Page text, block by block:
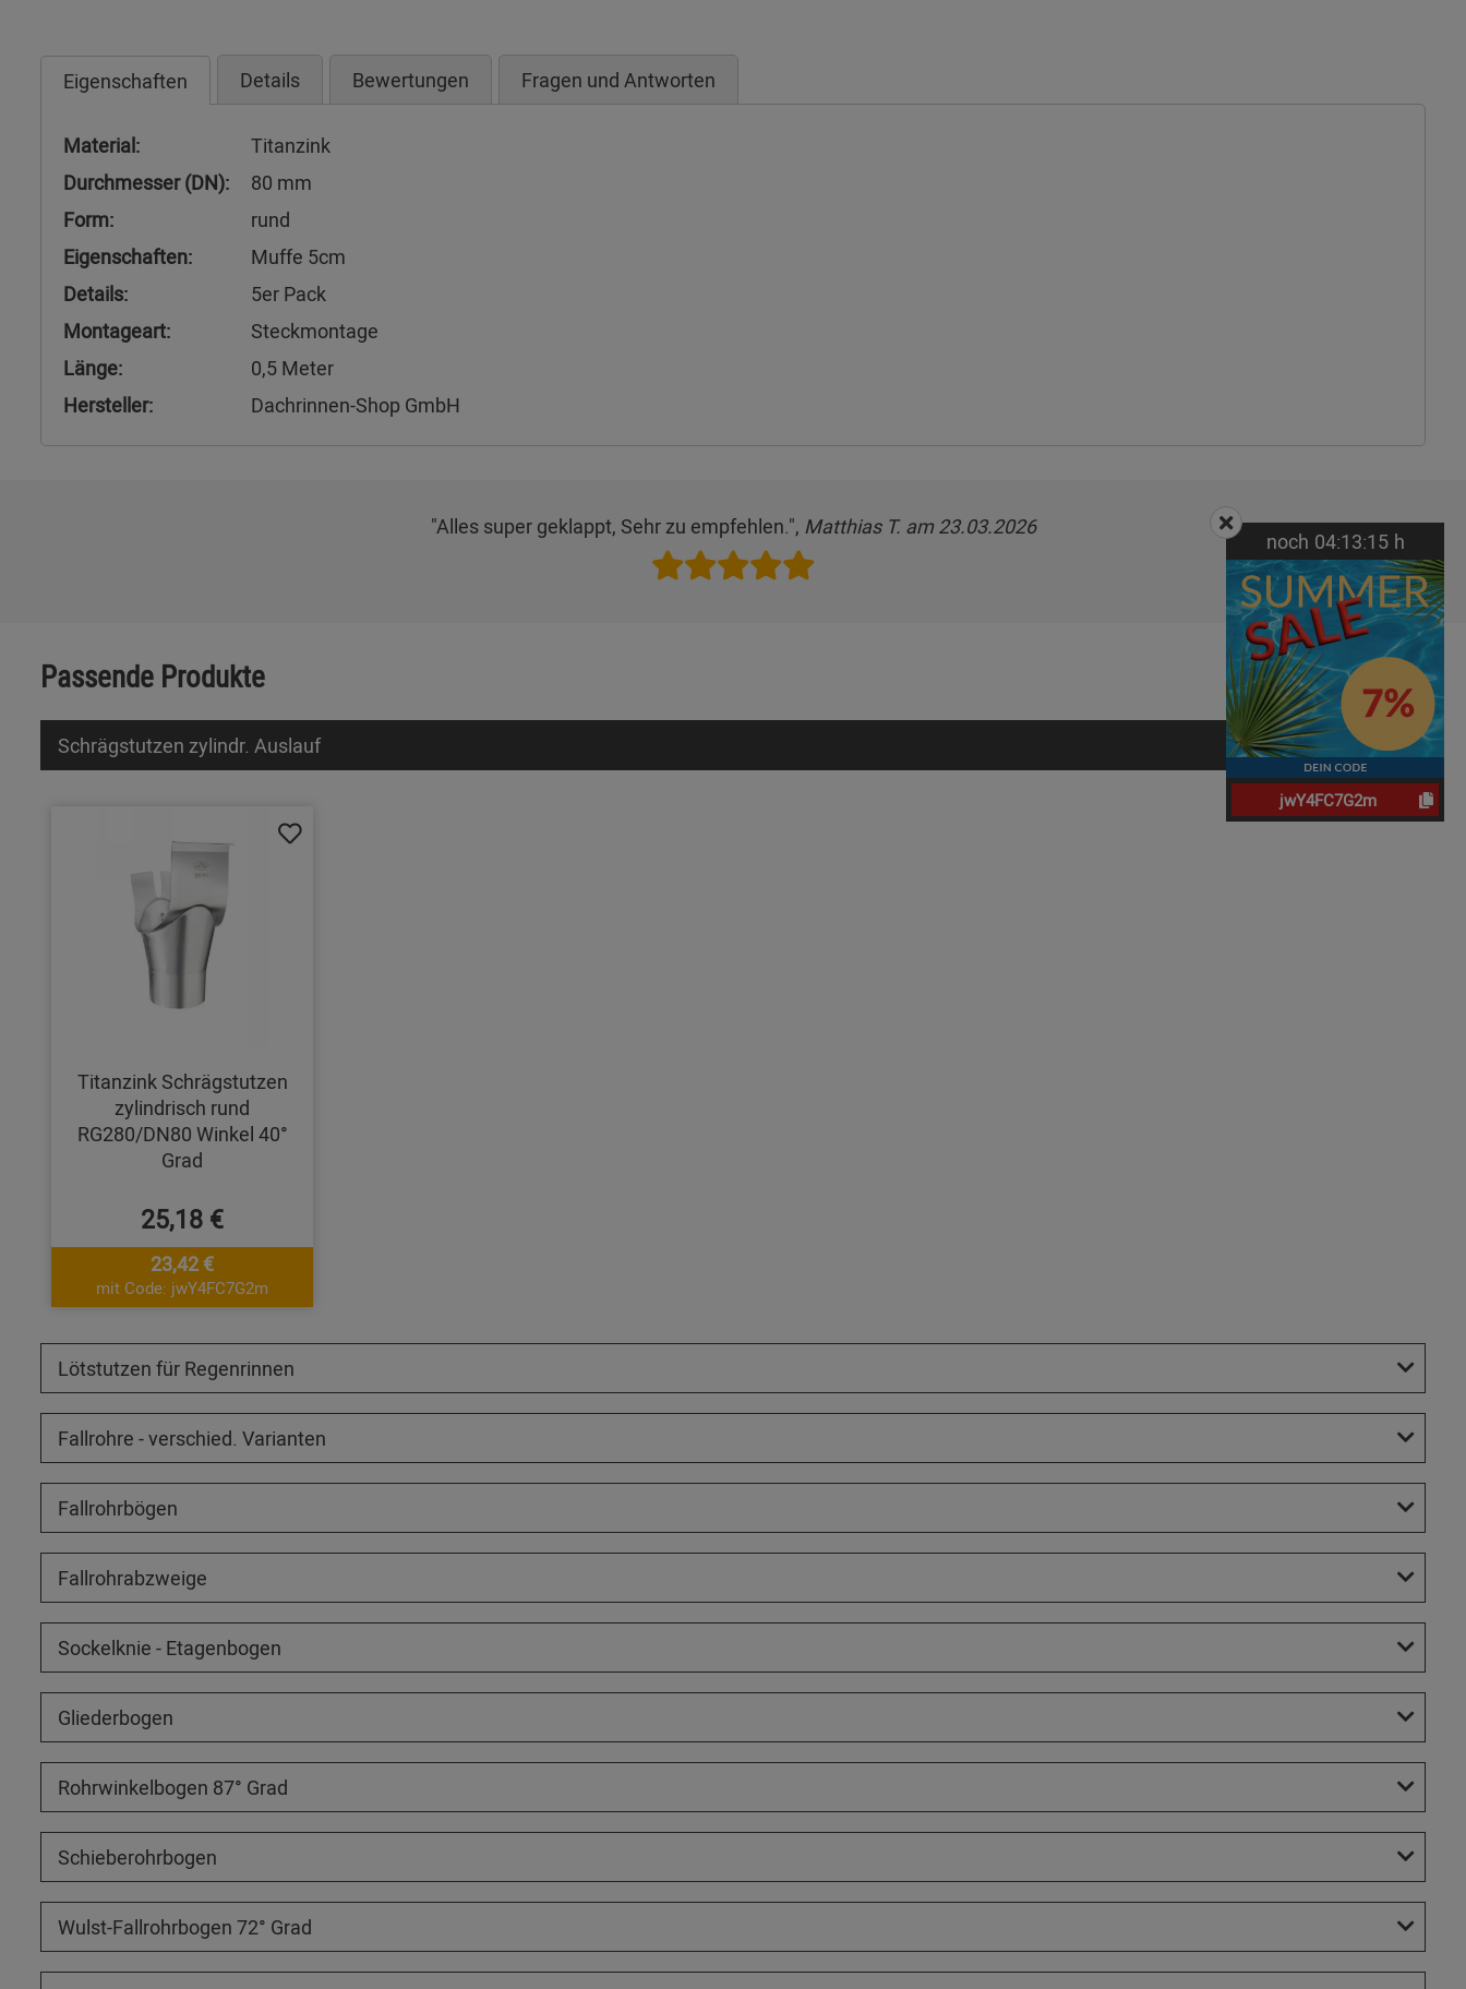
Eigenschaften Details Bewertungen Fragen und Antworten
Material:
Titanzink
Durchmesser (DN):
80 mm
Form:
rund
Eigenschaften:
Muffe 5cm
Details:
5er Pack
Montageart:
Steckmontage
Länge:
0,5 Meter
Hersteller:
Dachrinnen-Shop GmbH
"Alles super geklappt, Sehr zu empfehlen.", Matthias T. am 23.03.2026
Passende Produkte
Schrägstutzen zylindr. Auslauf
Titanzink Schrägstutzen
zylindrisch rund
RG280/DN80 Winkel 40°
Grad
25,18 €
23,42 €
mit Code: jwY4FC7G2m
Lötstutzen für Regenrinnen
Fallrohre - verschied. Varianten
Fallrohrbögen
Fallrohrabzweige
Sockelknie - Etagenbogen
Gliederbogen
Rohrwinkelbogen 87° Grad
Schieberohrbogen
Wulst-Fallrohrbogen 72° Grad
noch 04:13:14 h
jwY4FC7G2m